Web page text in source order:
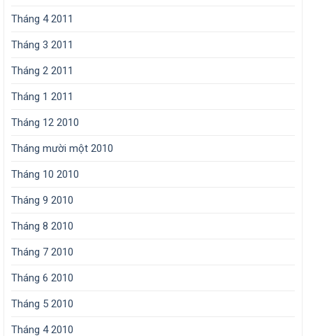
Tháng 4 2011
Tháng 3 2011
Tháng 2 2011
Tháng 1 2011
Tháng 12 2010
Tháng mười một 2010
Tháng 10 2010
Tháng 9 2010
Tháng 8 2010
Tháng 7 2010
Tháng 6 2010
Tháng 5 2010
Tháng 4 2010